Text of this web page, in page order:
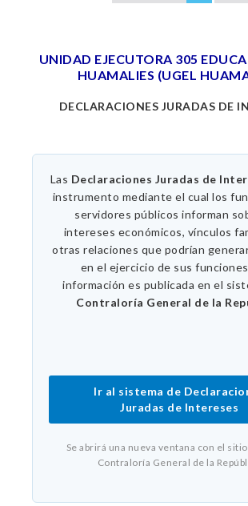
UNIDAD EJECUTORA 305
HUAMALIES (UGEL
DECLARACIONES JURADAS DE
Las Declaraciones Juradas de
instrumento mediante el cual los
servidores públicos informan
intereses económicos, vínculos
otras relaciones que podrían
en el ejercicio de sus
información es publicada en el
Contraloría General de la
Ir al sistema de
Juradas de Intereses
Se abrirá una nueva ventana con el
Contraloría General de la